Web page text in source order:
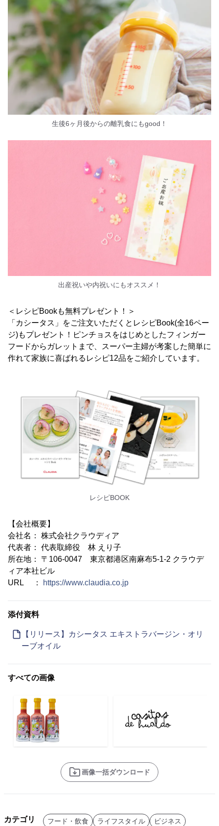
生後6ヶ月後からの離乳食にもgood！
出産祝いや内祝いにもオススメ！
＜レシピBookも無料プレゼント！＞
「カシータス」をご注文いただくとレシピBook(全16ペー
ジ)もプレゼント！ピンチョスをはじめとしたフィンガー
フードからガレットまで、スーパー主婦が考案した簡単に
作れて家族に喜ばれるレシピ12品をご紹介しています。
レシピBOOK
【会社概要】
会社名： 株式会社クラウディア
代表者： 代表取締役 林 えり子
所在地： 〒106-0047 東京都港区南麻布5-1-2 クラウデ
ィア本社ビル
URL ：
https://www.claudia.co.jp
添付資料
【リリース】カシータス エキストラバージン・オリ
ーブオイル
すべての画像
画像一括ダウンロード
カテゴリ フード・飲食 ライフスタイル ビジネス